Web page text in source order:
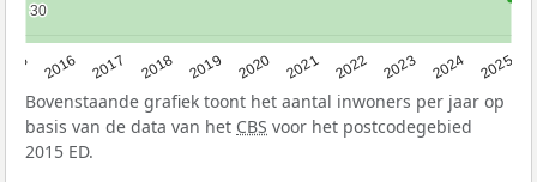
2016 2017 2018 2019 2020 2021 2022 2023 2024 2025
30
30
Bovenstaande grafiek toont het aantal inwoners per jaar op
basis van de data van het CBS voor het postcodegebied
2015 ED.